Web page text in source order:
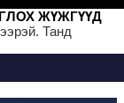
ЖҮЖГҮҮД
Танд